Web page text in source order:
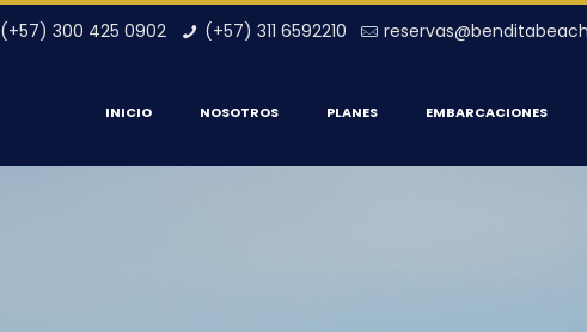
(+57) 300 425 0902 (+57) 311 6592210
INICIO NOSOTROS PLANES EMBARCACIONES